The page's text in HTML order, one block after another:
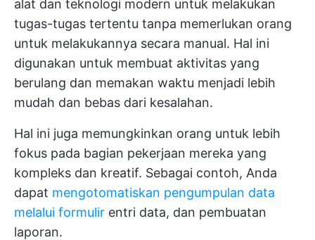
alat dan teknologi modern untuk melakukan
tugas-tugas tertentu tanpa memerlukan orang
untuk melakukannya secara manual. Hal ini
digunakan untuk membuat aktivitas yang
berulang dan memakan waktu menjadi lebih
mudah dan bebas dari kesalahan.
Hal ini juga memungkinkan orang untuk lebih
fokus pada bagian pekerjaan mereka yang
kompleks dan kreatif. Sebagai contoh, Anda
dapat mengotomatiskan pengumpulan data
melalui formulir entri data, dan pembuatan
laporan.